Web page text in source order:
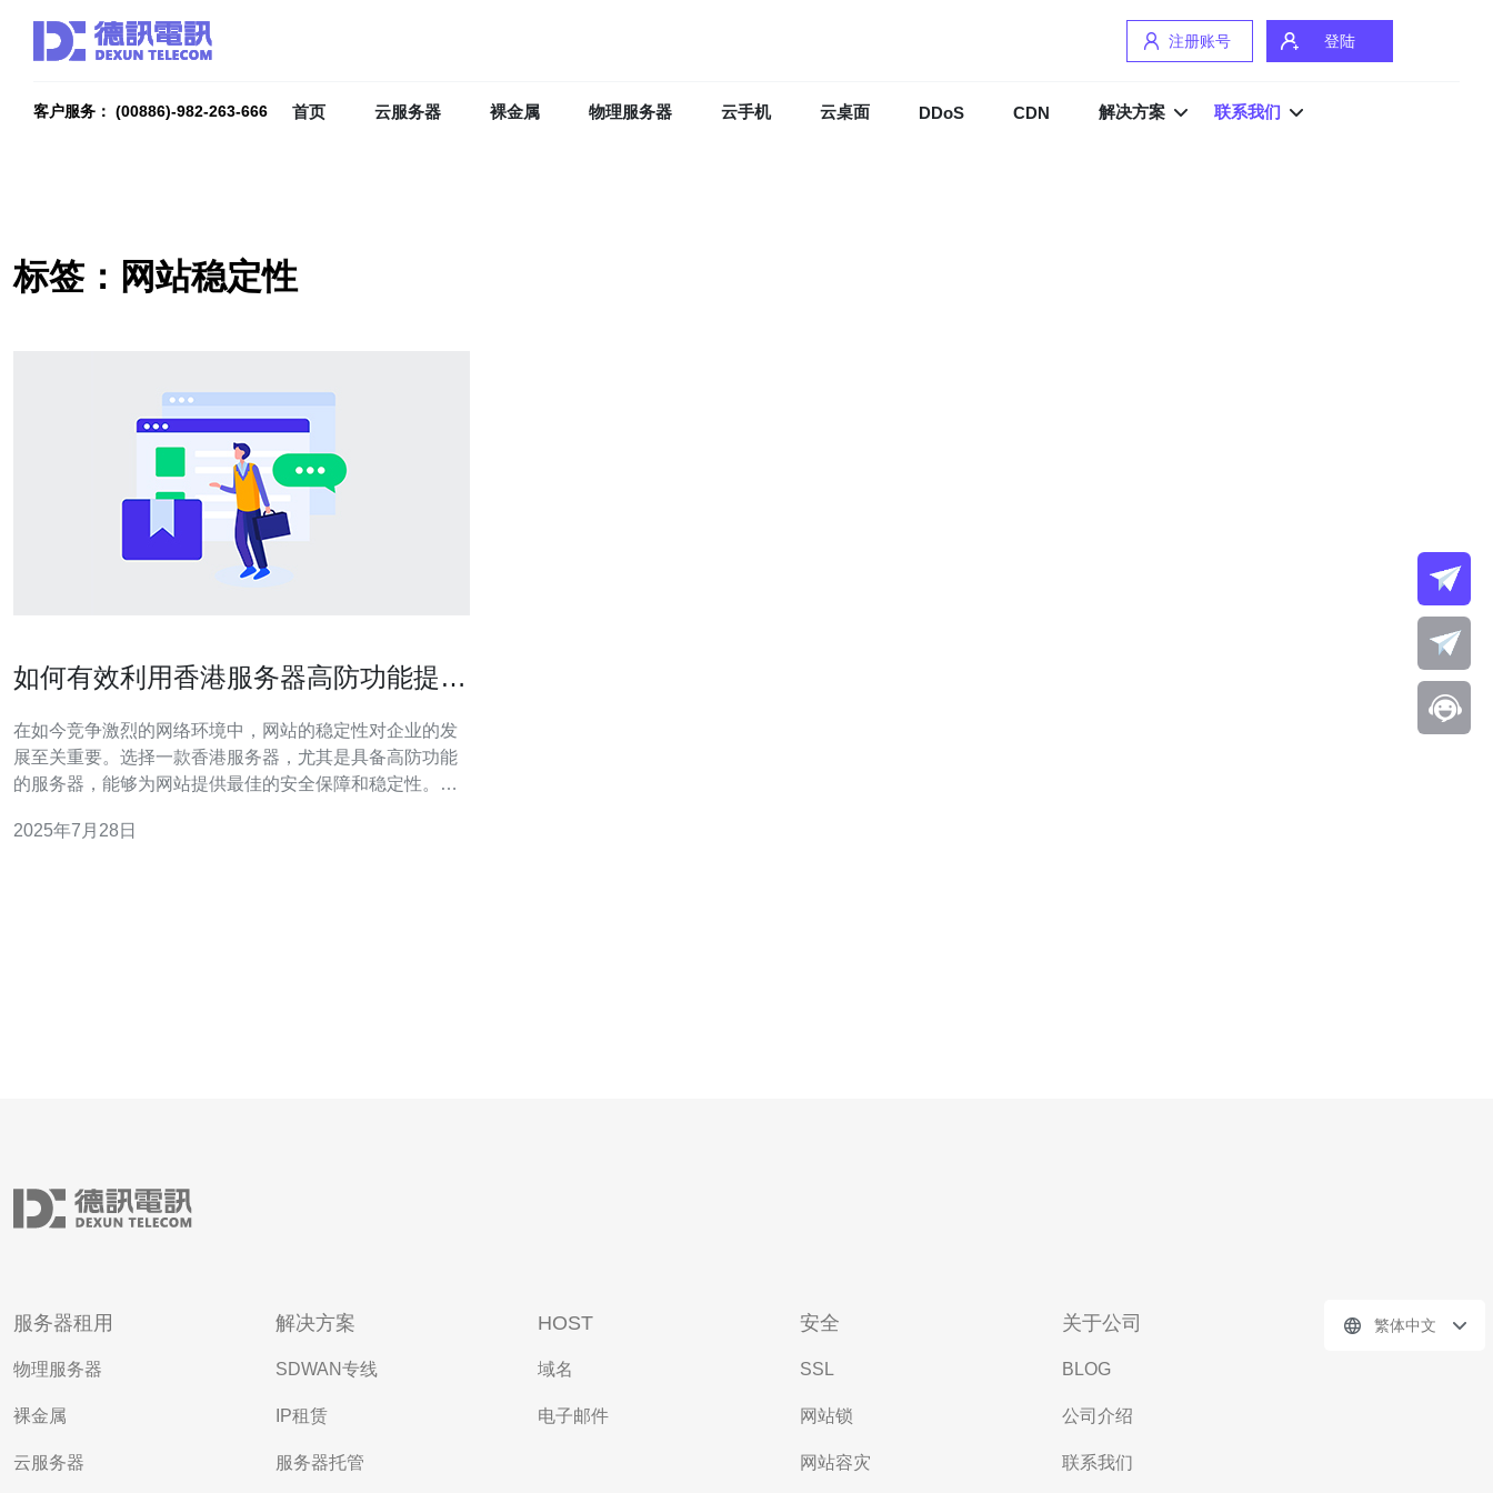
注册账号 登陆
客户服务： (00886)-982-263-666 首页 云服务器 裸金属 物理服务器 云手机 云桌面 DDoS CDN 解决方案 联系我们
标签：网站稳定性
如何有效利用香港服务器高防功能提升
在如今竞争激烈的网络环境中，网站的稳定性对企业的发
展至关重要。选择一款香港服务器，尤其是具备高防功能
的服务器，能够为网站提供最佳的安全保障和稳定性。这
减少因宕机带来的经济损失。而在众多服务器选择中，香
2025年7月28日
服务器租用
物理服务器
裸金属
云服务器
解决方案
SDWAN专线
IP租赁
服务器托管
HOST
域名
电子邮件
安全
SSL
网站锁
网站容灾
关于公司
BLOG
公司介绍
联系我们
繁体中文